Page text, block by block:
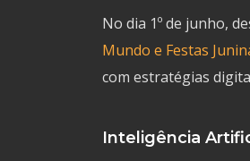
No dia 1º de junho,
Mundo e Festas
com estratégias
Inteligência